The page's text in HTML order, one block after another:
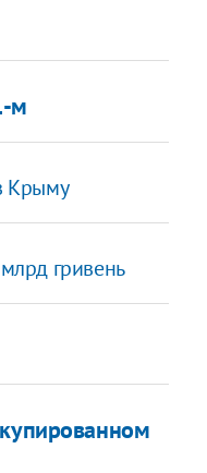
м
Крыму
гривень